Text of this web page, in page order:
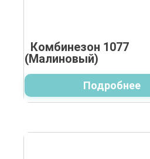
Комбинезон 1077
(Малиновый)
Подробнее